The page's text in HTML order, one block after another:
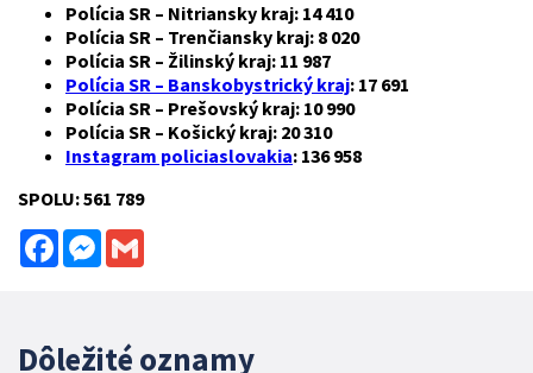
Polícia SR – Nitriansky kraj: 14 410
Polícia SR – Trenčiansky kraj: 8 020
Polícia SR – Žilinský kraj: 11 987
Polícia SR – Banskobystrický kraj: 17 691
Polícia SR – Prešovský kraj: 10 990
Polícia SR – Košický kraj: 20 310
Instagram policiaslovakia: 136 958
SPOLU: 561 789
FacebookMessenger
Dôležité oznamy